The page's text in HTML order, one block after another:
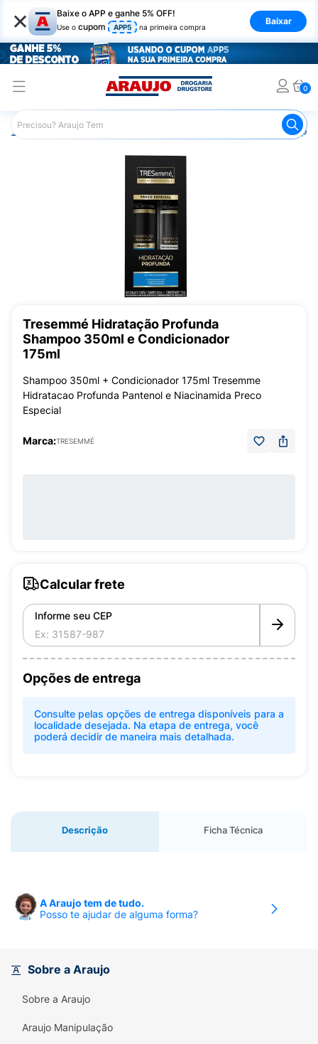
× Baixe o APP e ganhe 5% OFF!
Use o cupom APP5 na primeira compra
Baixar
0
Araujo Cabelo Cabelos de Todos os Tipos
Tresemmé Hidratação Profunda
Shampoo 350ml e Condicionador
175ml
Shampoo 350ml + Condicionador 175ml Tresemme
Hidratacao Profunda Pantenol e Niacinamida Preco
Especial
Marca:TRESEMMÉ
Calcular frete
Informe seu CEP
Opções de entrega
Consulte pelas opções de entrega disponíveis para a
localidade desejada. Na etapa de entrega, você
poderá decidir de maneira mais detalhada.
Descrição Ficha Técnica
A Araujo tem de tudo.
Posso te ajudar de alguma forma?
Sobre a Araujo
Sobre a Araujo
Araujo Manipulação